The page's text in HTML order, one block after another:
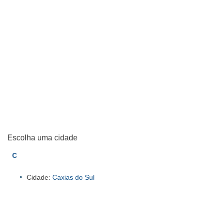
Escolha uma cidade
C
Cidade: Caxias do Sul